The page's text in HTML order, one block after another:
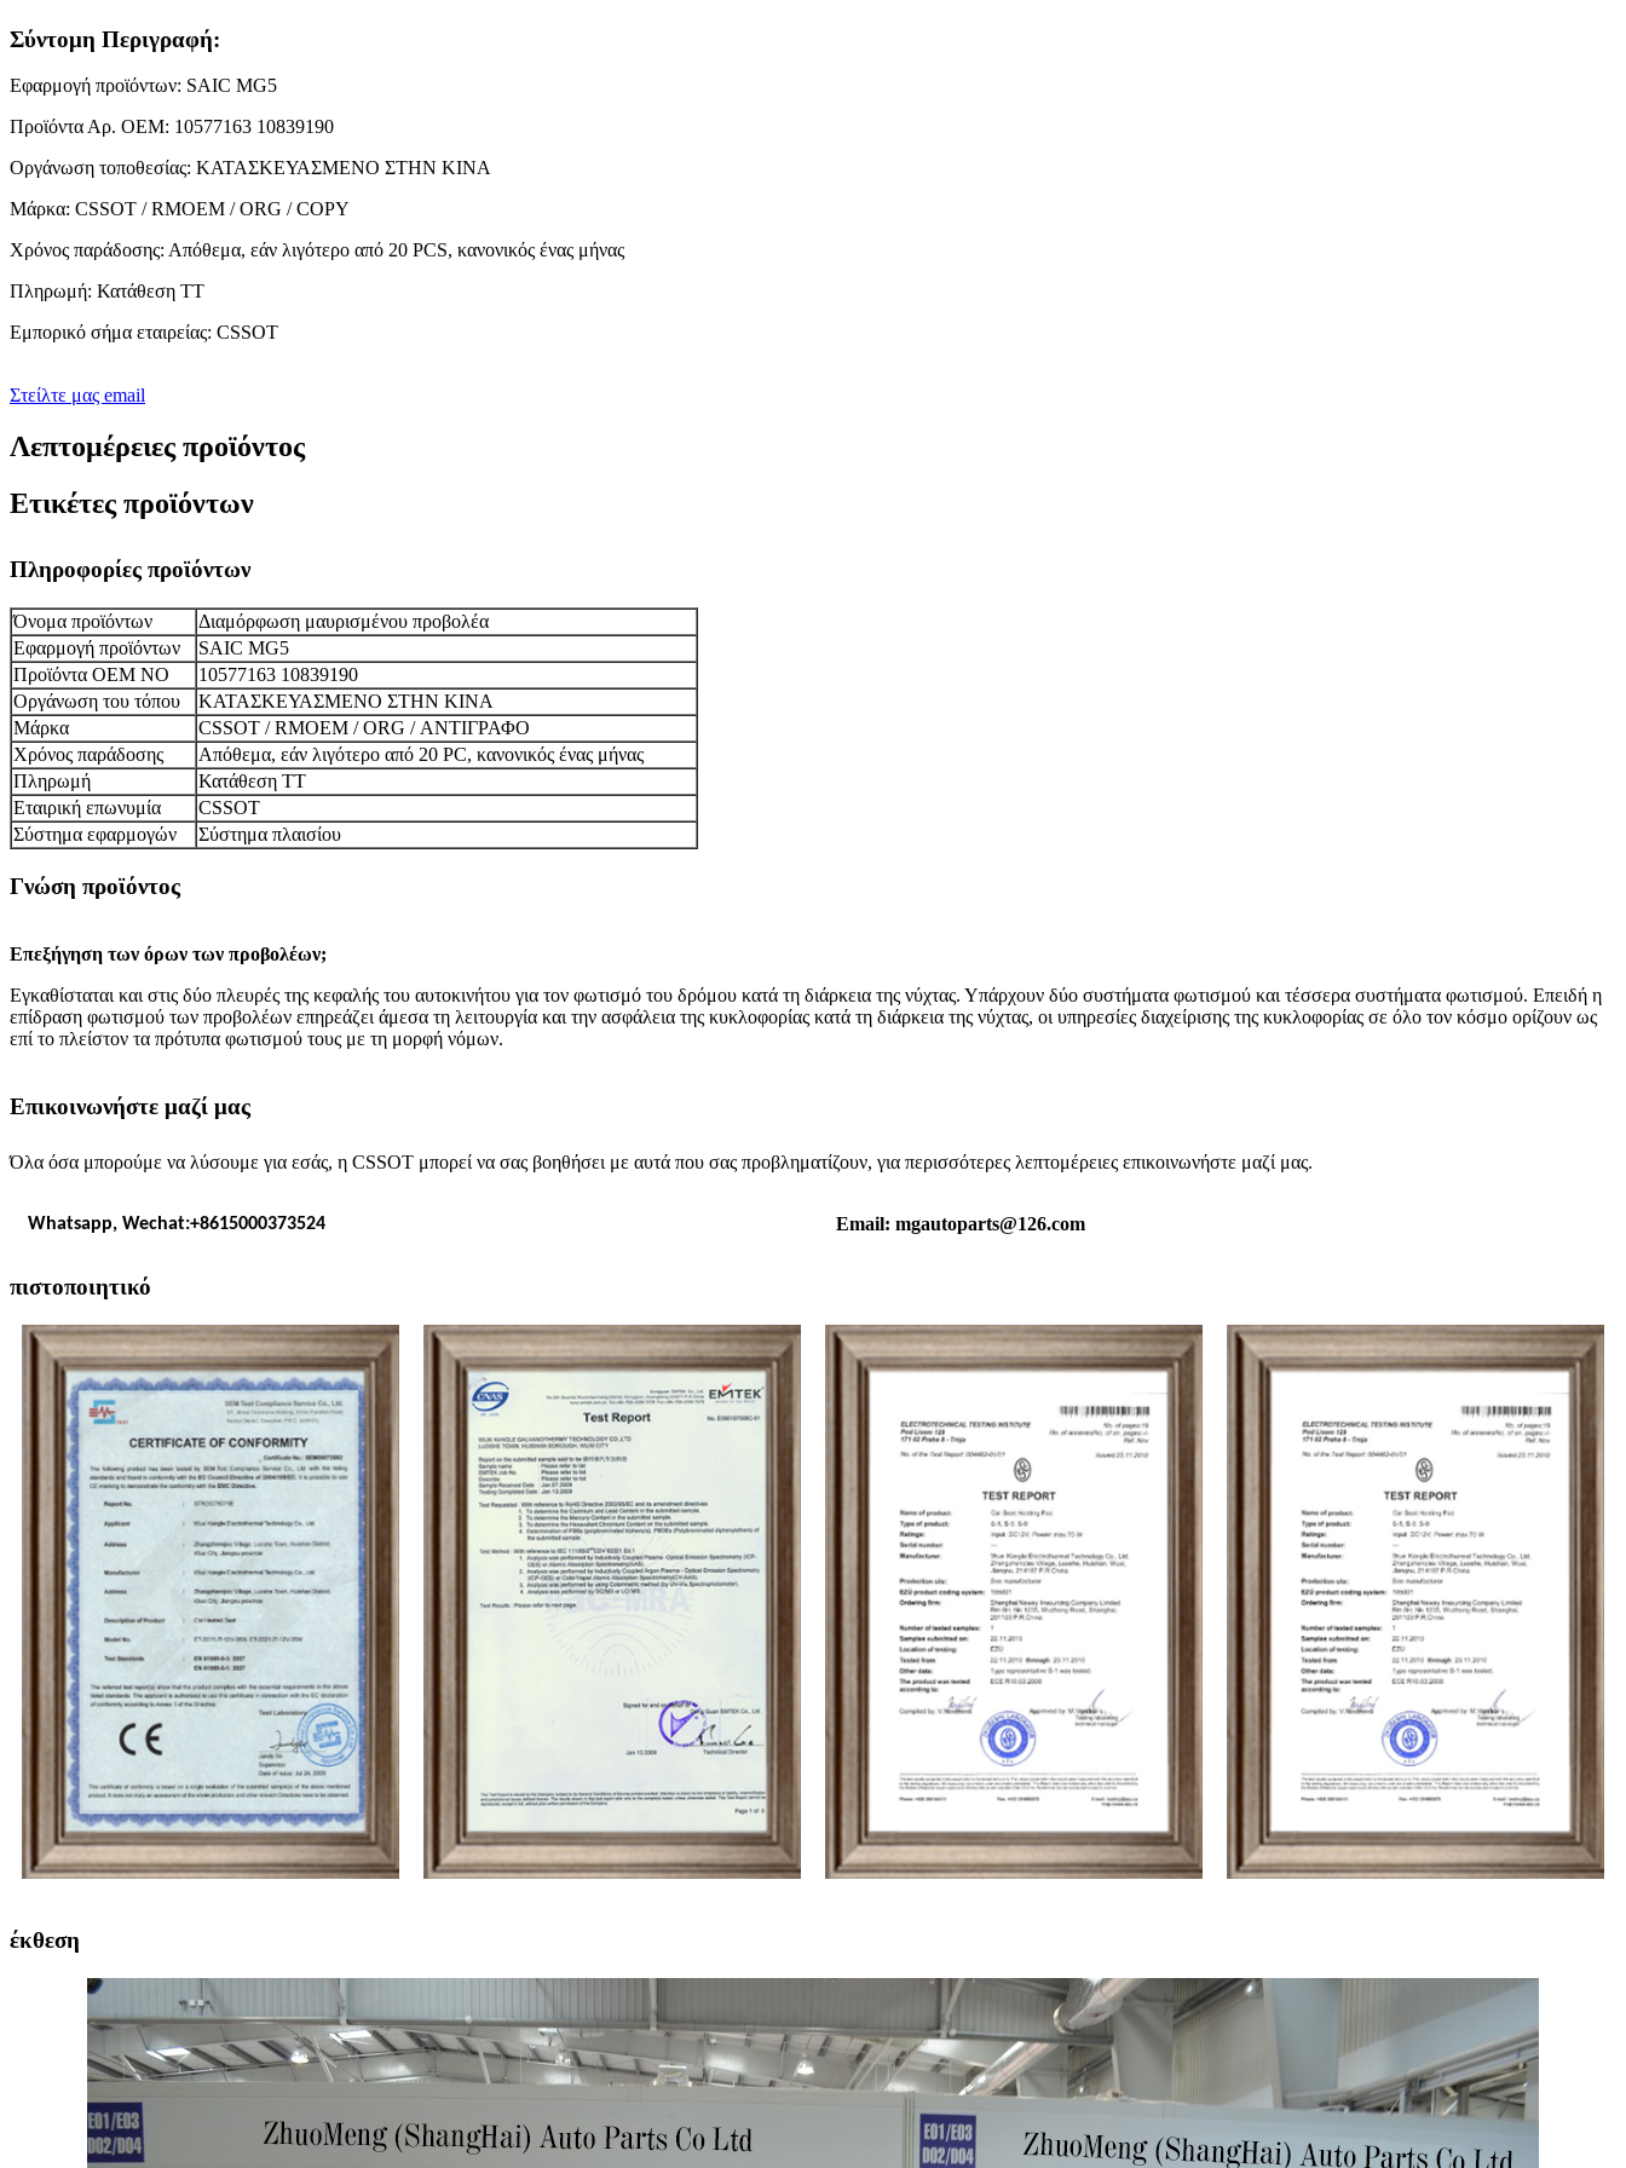
Σύντομη Περιγραφή:
Εφαρμογή προϊόντων: SAIC MG5
Προϊόντα Αρ. ΟΕΜ: 10577163 10839190
Οργάνωση τοποθεσίας: ΚΑΤΑΣΚΕΥΑΣΜΕΝΟ ΣΤΗΝ ΚΙΝΑ
Μάρκα: CSSOT / RMOEM / ORG / COPY
Χρόνος παράδοσης: Απόθεμα, εάν λιγότερο από 20 PCS, κανονικός ένας μήνας
Πληρωμή: Κατάθεση TT
Εμπορικό σήμα εταιρείας: CSSOT
Στείλτε μας email
Λεπτομέρειες προϊόντος
Ετικέτες προϊόντων
Πληροφορίες προϊόντων
Όνομα προϊόντων
Διαμόρφωση μαυρισμένου προβολέα
Εφαρμογή προϊόντων
SAIC MG5
Προϊόντα OEM NO
10577163 10839190
Οργάνωση του τόπου
ΚΑΤΑΣΚΕΥΑΣΜΕΝΟ ΣΤΗΝ ΚΙΝΑ
Μάρκα
CSSOT / RMOEM / ORG / ΑΝΤΙΓΡΑΦΟ
Χρόνος παράδοσης
Απόθεμα, εάν λιγότερο από 20 PC, κανονικός ένας μήνας
Πληρωμή
Κατάθεση TT
Εταιρική επωνυμία
CSSOT
Σύστημα εφαρμογών
Σύστημα πλαισίου
Γνώση προϊόντος
Επεξήγηση των όρων των προβολέων;
Εγκαθίσταται και στις δύο πλευρές της κεφαλής του αυτοκινήτου για τον φωτισμό του δρόμου κατά τη διάρκεια της νύχτας. Υπάρχουν δύο συστήματα φωτισμού και τέσσερα συστήματα φωτισμού. Επειδή η
επίδραση φωτισμού των προβολέων επηρεάζει άμεσα τη λειτουργία και την ασφάλεια της κυκλοφορίας κατά τη διάρκεια της νύχτας, οι υπηρεσίες διαχείρισης της κυκλοφορίας σε όλο τον κόσμο ορίζουν ως
επί το πλείστον τα πρότυπα φωτισμού τους με τη μορφή νόμων.
Επικοινωνήστε μαζί μας
Όλα όσα μπορούμε να λύσουμε για εσάς, η CSSOT μπορεί να σας βοηθήσει με αυτά που σας προβληματίζουν, για περισσότερες λεπτομέρειες επικοινωνήστε μαζί μας.
Whatsapp, Wechat:+8615000373524 Email: mgautoparts@126.com
πιστοποιητικό
έκθεση